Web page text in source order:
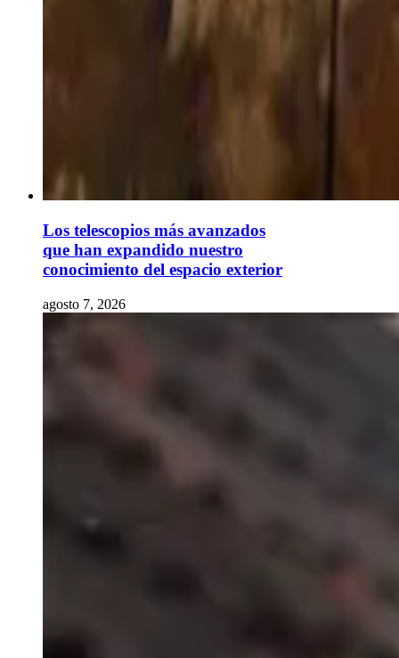
Los telescopios más avanzados
que han expandido nuestro
conocimiento del espacio exterior
agosto 7, 2026